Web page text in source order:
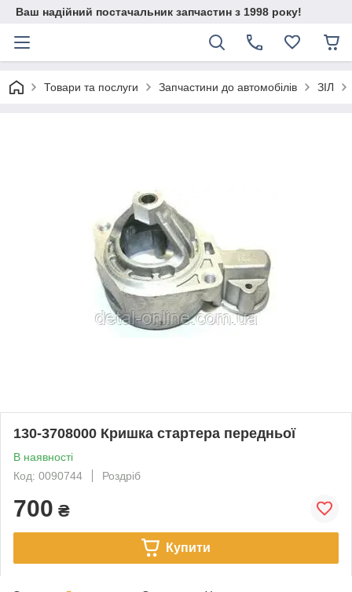
Ваш надійний постачальник запчастин з 1998 року!
Товари та послуги Запчастини до автомобілів ЗІЛ
130-3708000 Кришка стартера передньої
В наявності
Код: 0090744
Роздріб
700 ₴
Купити